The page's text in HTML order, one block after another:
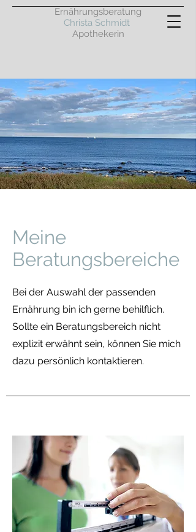
Ernährungsberatung
Christa Schmidt
Apothekerin
Meine
Beratungsbereiche
Bei der Auswahl der passenden
Ernährung bin ich gerne behilflich.
Sollte ein Beratungsbereich nicht
explizit erwähnt sein, können Sie mich
dazu persönlich kontaktieren.